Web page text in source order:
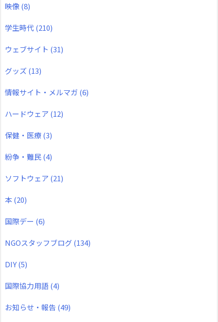
映像(8)
学生時代(210)
ウェブサイト (31)
グッズ (13)
情報サイト・メルマガ (6)
ハードウェア (12)
保健・医療(3)
紛争・難民(4)
ソフトウェア (21)
本(20)
国際デー (6)
NGOスタッフブログ(134)
DIY(5)
国際協力用語(4)
お知らせ・報告 (49)